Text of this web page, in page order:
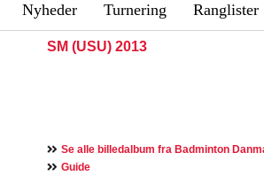
Nyheder Turnering Ranglister
SM (USU) 2013
Se alle billedalbum fra Badminton
Guide